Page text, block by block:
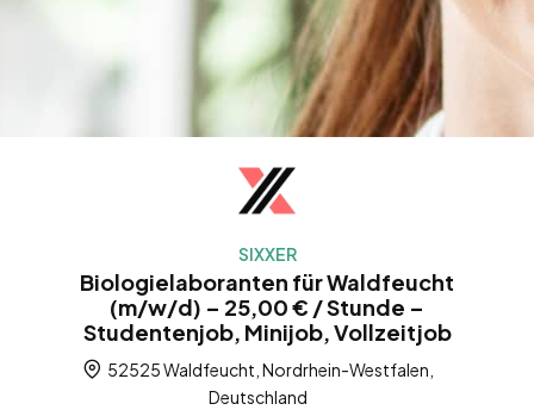
SIXXER
Biologielaboranten für Waldfeucht
(m/w/d) – 25,00 € / Stunde –
Studentenjob, Minijob, Vollzeitjob
52525 Waldfeucht, Nordrhein-Westfalen,
Deutschland